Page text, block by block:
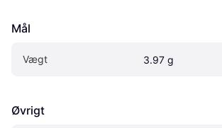
Mål
Vægt 3.97 g
Øvrigt